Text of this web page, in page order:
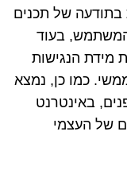
בתודעה של תכנים
בעוד
מידת הנגישות
כמו כן, נמצא
באינטרנט
של העצמי